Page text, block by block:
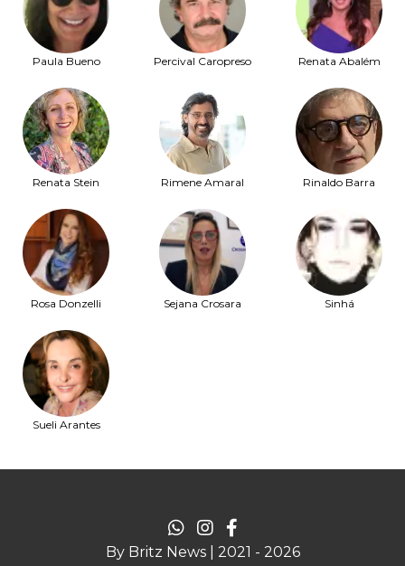
Paula Bueno Percival Caropreso Renata Abalém
Renata Stein Rimene Amaral Rinaldo Barra
Rosa Donzelli Sejana Crosara Sinhá
Sueli Arantes
By Britz News | 2021 - 2026